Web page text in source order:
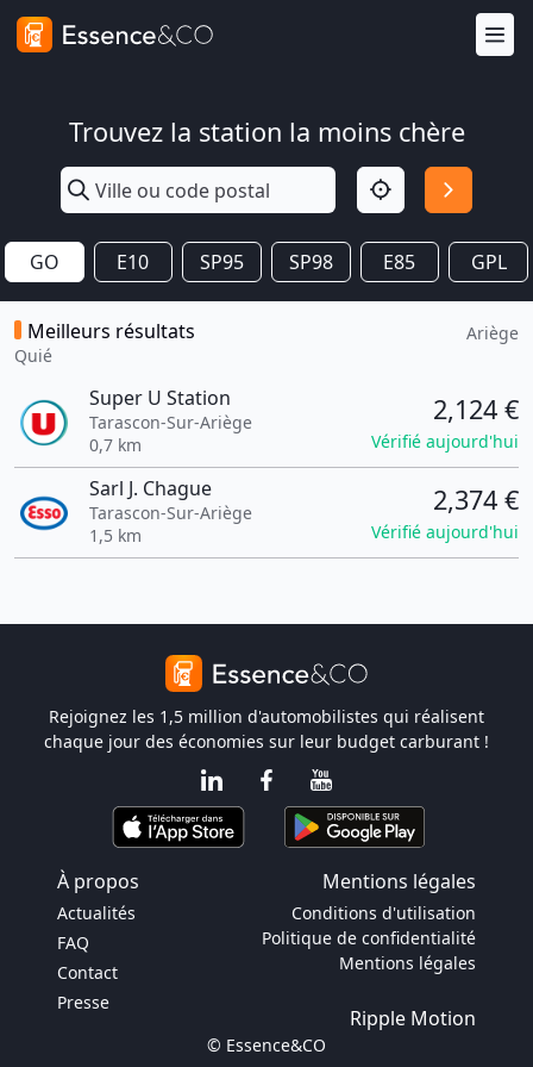
Trouvez la station la moins chère
GO E10 SP95 SP98 E85 GPL
Meilleurs résultats
Quié
Ariège
Super U Station
Tarascon-Sur-Ariège
0,7 km
2,124 €
Vérifié aujourd'hui
Sarl J. Chague
Tarascon-Sur-Ariège
1,5 km
2,374 €
Vérifié aujourd'hui
Rejoignez les 1,5 million d'automobilistes qui réalisent
chaque jour des économies sur leur budget carburant !
À propos Mentions légales
Actualités
FAQ
Contact
Presse
Conditions d'utilisation
Politique de confidentialité
Mentions légales
Ripple Motion
© Essence&CO